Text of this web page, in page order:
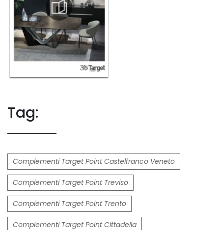
Tag:
Complementi Target Point Castelfranco Veneto
Complementi Target Point Treviso
Complementi Target Point Trento
Complementi Target Point Cittadella